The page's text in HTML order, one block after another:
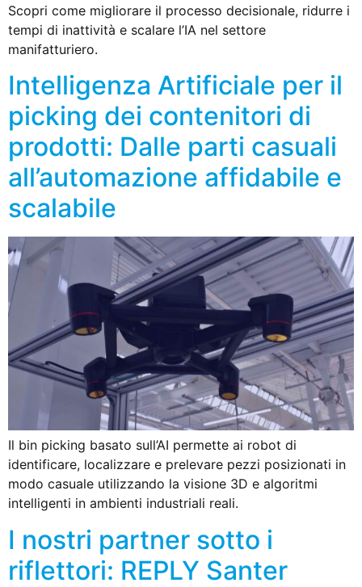
Scopri come migliorare il processo decisionale, ridurre i
tempi di inattività e scalare l’IA nel settore
manifatturiero.
Intelligenza Artificiale per il
picking dei contenitori di
prodotti: Dalle parti casuali
all’automazione affidabile e
scalabile
Il bin picking basato sull’AI permette ai robot di
identificare, localizzare e prelevare pezzi posizionati in
modo casuale utilizzando la visione 3D e algoritmi
intelligenti in ambienti industriali reali.
I nostri partner sotto i
riflettori: REPLY Santer